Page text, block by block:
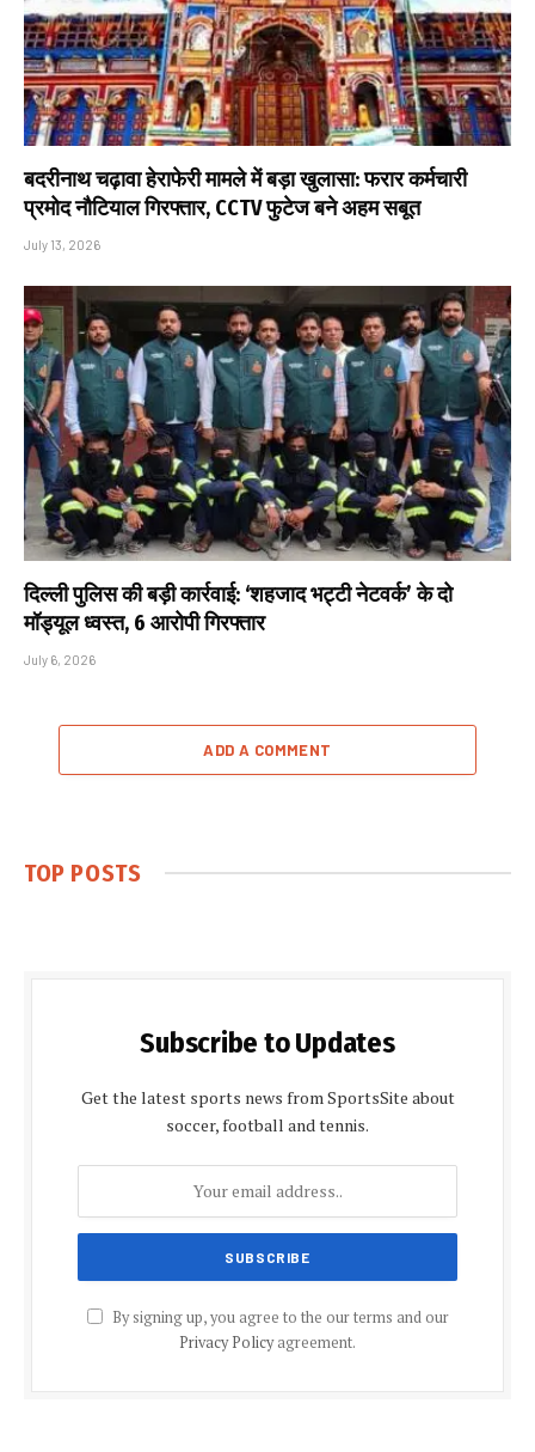
बदरीनाथ चढ़ावा हेराफेरी मामले में बड़ा खुलासा: फरार कर्मचारी
प्रमोद नौटियाल गिरफ्तार, CCTV फुटेज बने अहम सबूत
July 13, 2026
दिल्ली पुलिस की बड़ी कार्रवाई: ‘शहजाद भट्टी नेटवर्क’ के दो
मॉड्यूल ध्वस्त, 6 आरोपी गिरफ्तार
July 6, 2026
ADD A COMMENT
TOP POSTS
Subscribe to Updates
Get the latest sports news from SportsSite about
soccer, football and tennis.
By signing up, you agree to the our terms and our
Privacy Policyagreement.